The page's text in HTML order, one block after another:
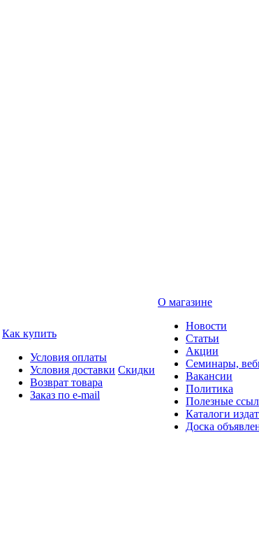
Как купить
Условия оплаты
Условия доставки
Возврат товара
Заказ по e-mail
Скидки
О магазине
Новости
Статьи
Акции
Семинары,
Вакансии
Политика
Полезные
Каталоги
Доска